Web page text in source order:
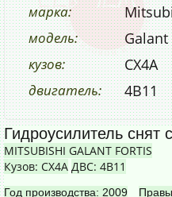
марка:
модель:
кузов: CX4A
двигатель: 4B11
Гидроусилитель снят с
MITSUBISHI GALANT FORTIS
Кузов: CX4A ДВС: 4B11
Год производства: 2009